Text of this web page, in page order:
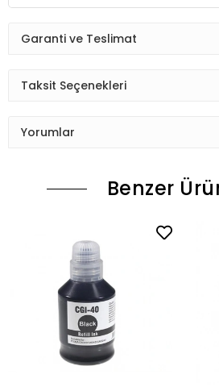
Garanti ve Teslimat
Taksit Seçenekleri
Yorumlar
Benzer